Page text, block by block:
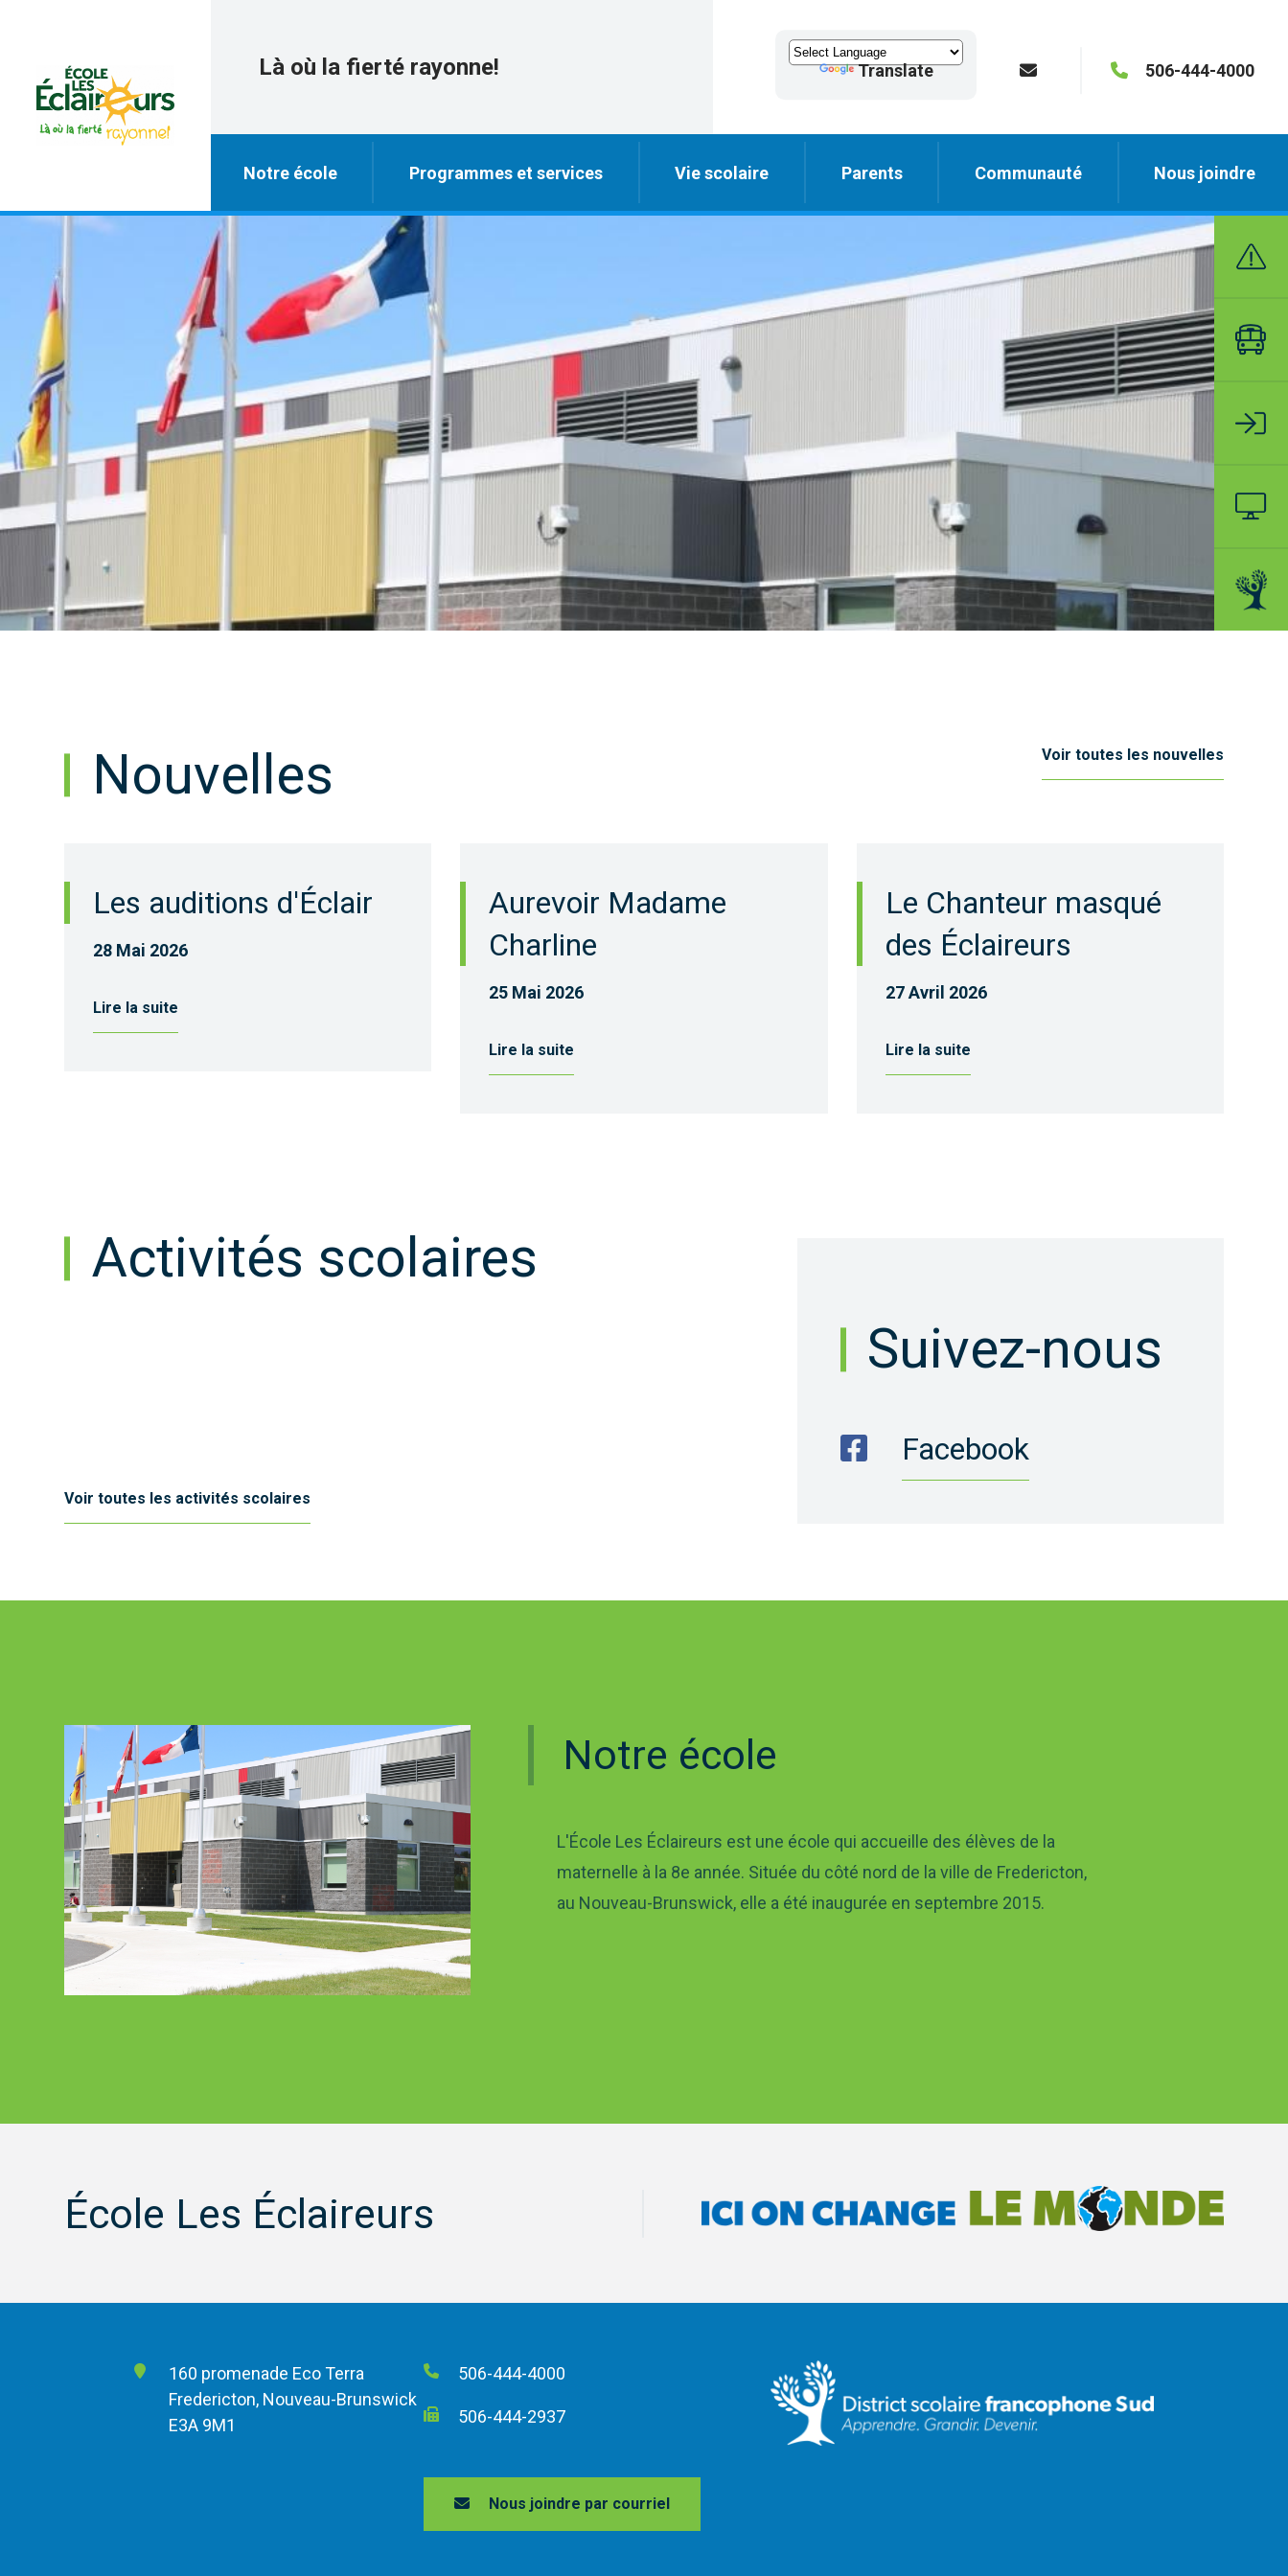
Là où la fierté rayonne! Translate 506-444-4000
Notre école Programmes et services Vie scolaire Parents Communauté Nous joindre
Nouvelles
Les auditions d'Éclair
28 Mai 2026
Lire la suite
Aurevoir Madame
Charline
25 Mai 2026
Lire la suite
Le Chanteur masqué
des Éclaireurs
27 Avril 2026
Lire la suite
Voir toutes les nouvelles
Activités scolaires
Voir toutes les activités scolaires
Suivez-nous
Facebook
Notre école
L'École Les Éclaireurs est une école qui accueille des élèves de la
maternelle à la 8e année. Située du côté nord de la ville de Fredericton,
au Nouveau-Brunswick, elle a été inaugurée en septembre 2015.
École Les Éclaireurs
160 promenade Eco Terra
Fredericton, Nouveau-Brunswick
E3A 9M1
506-444-4000
506-444-2937
Nous joindre par courriel